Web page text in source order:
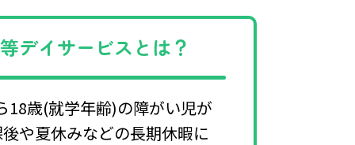
デイサービスとは？
18歳(就学年齢)の障がい児が
や夏休みなどの長期休暇に